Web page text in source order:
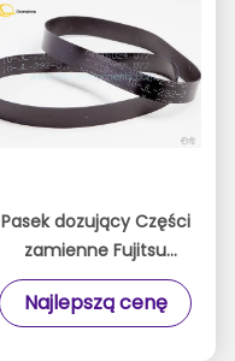
Pasek dozujący Części
zamienne Fujitsu
Wysoka prędkość dla
maszyny bankowej
Najlepszą cenę